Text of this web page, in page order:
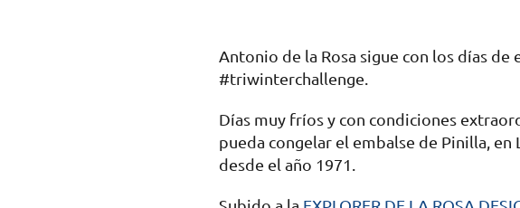
Antonio de la Rosa sigue con los días
#triwinterchallenge.
Días muy fríos y con condiciones
pueda congelar el embalse de Pinilla,
desde el año 1971.